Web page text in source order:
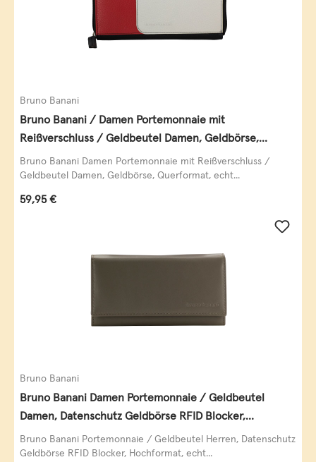
Bruno Banani
Bruno Banani / Damen Portemonnaie mit
Reißverschluss / Geldbeutel Damen, Geldbörse,
Querformat, echt Leder, black/white/red
Bruno Banani Damen Portemonnaie mit Reißverschluss /
Geldbeutel Damen, Geldbörse, Querformat, echt...
Regulärer Preis:
59,95 €
Bruno Banani
Bruno Banani Damen Portemonnaie / Geldbeutel
Damen, Datenschutz Geldbörse RFID Blocker,
Querformat, echt Leder, taupe
Bruno Banani Portemonnaie / Geldbeutel Herren, Datenschutz
Geldbörse RFID Blocker, Hochformat, echt...